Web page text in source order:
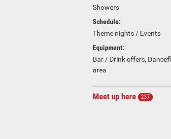
Showers
Schedule:
Theme nights / Events
Equipment:
Bar / Drink offers,
area
Meet up here 237